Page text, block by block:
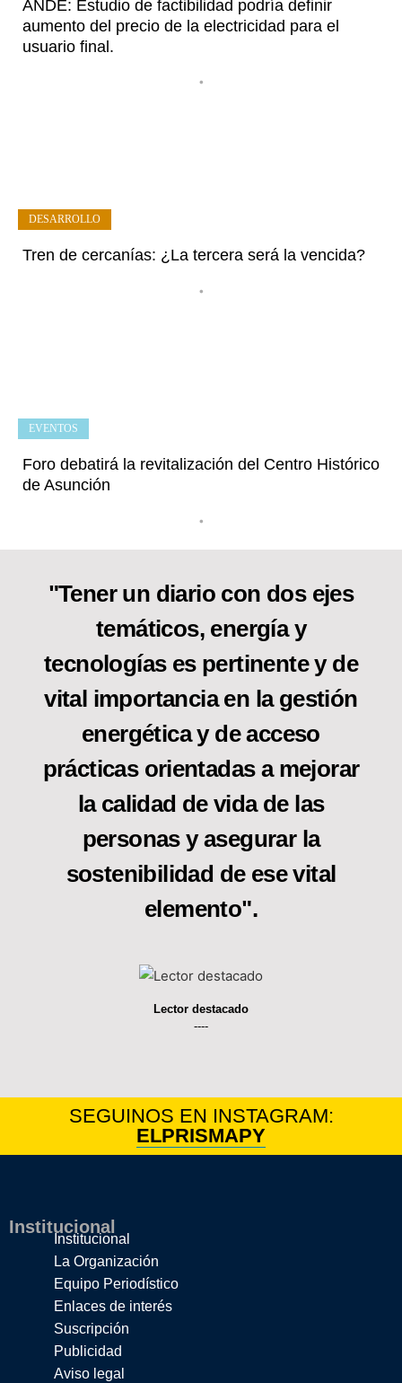
ANDE: Estudio de factibilidad podría definir
aumento del precio de la electricidad para el
usuario final.
•
Tren de cercanías: ¿La tercera será la vencida?
•
DESARROLLO
Foro debatirá la revitalización del Centro Histórico
de Asunción
•
EVENTOS
"Tener un diario con dos ejes
temáticos, energía y
tecnologías es pertinente y de
vital importancia en la gestión
energética y de acceso
prácticas orientadas a mejorar
la calidad de vida de las
personas y asegurar la
sostenibilidad de ese vital
elemento".
Lector destacado
----
SEGUINOS EN INSTAGRAM:
ELPRISMAPY
Institucional
Institucional
La Organización
Equipo Periodístico
Enlaces de interés
Suscripción
Publicidad
Aviso legal